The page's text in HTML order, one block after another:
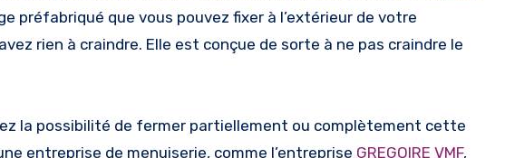
préfabriqué que vous pouvez fixer à l’extérieur de votre
rien à craindre. Elle est conçue de sorte à ne pas craindre le
la possibilité de fermer partiellement ou complètement cette
entreprise de menuiserie, comme l’entreprise GREGOIRE VMF,